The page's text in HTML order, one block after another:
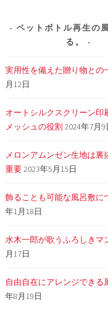
ペットボトル再生の
る。
実用性を備えた贈り物との
月12日
オートシルクスクリーン印
メッシュの役割2024年7月9
メロンアムンゼン生地は裏
重要2023年5月15日
飾ることも可能な風呂敷に
年1月18日
水木一郎が歌うふろしきマ
月17日
自由自在にアレンジできる
年8月19日